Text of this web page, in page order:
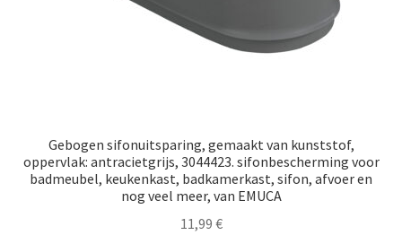
Gebogen sifonuitsparing, gemaakt van kunststof,
oppervlak: antracietgrijs, 3044423. sifonbescherming voor
badmeubel, keukenkast, badkamerkast, sifon, afvoer en
nog veel meer, van EMUCA
11,99 €